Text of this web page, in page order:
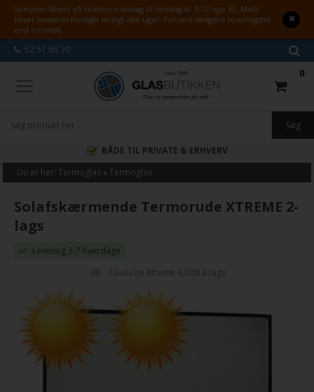
Sommer åbent på telefon mandag til torsdag kl. 9-12 uge 32. Mails
bliver besvaret hurtigst muligt alle uger. Forvent længere leveringstid
end normalt.
52 51 65 30
0
BÅDE TIL PRIVATE & ERHVERV
Du er her:Termoglas »Termoglas
Solafskærmende Termorude XTREME 2-
lags
Levering 3-7 hverdage
Cool-Lite Xtreme 63/28 2-lags